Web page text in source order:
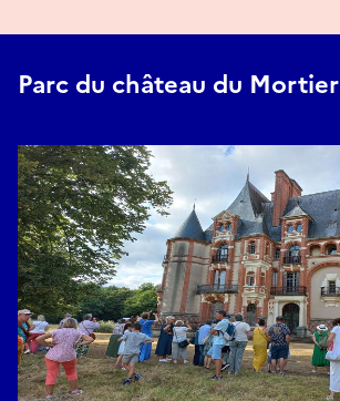
Parc du château du Mortier